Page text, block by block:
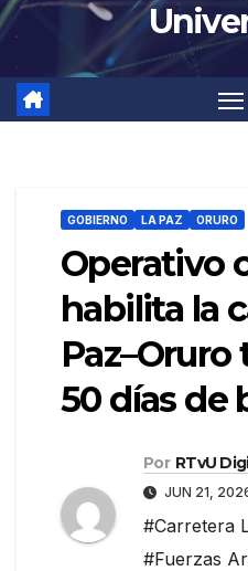
GOBIERNO LA PAZ ORURO
Operativo
habilita la
Paz–Oruro
50 días de
Por RTvU
JUN 21,
#Carretera
#Fuerzas